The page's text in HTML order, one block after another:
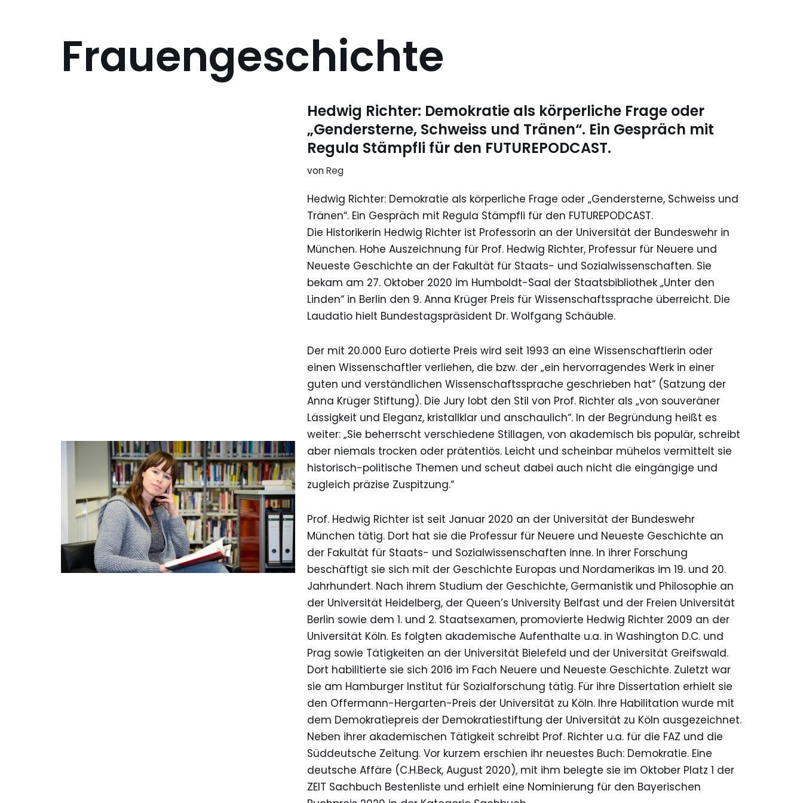
Frauengeschichte
Hedwig Richter: Demokratie als körperliche Frage oder
„Gendersterne, Schweiss und Tränen“. Ein Gespräch mit
Regula Stämpfli für den FUTUREPODCAST.
vonReg
Hedwig Richter: Demokratie als körperliche Frage oder „Gendersterne, Schweiss und
Tränen“. Ein Gespräch mit Regula Stämpfli für den FUTUREPODCAST.
Die Historikerin Hedwig Richter ist Professorin an der Universität der Bundeswehr in
München. Hohe Auszeichnung für Prof. Hedwig Richter, Professur für Neuere und
Neueste Geschichte an der Fakultät für Staats- und Sozialwissenschaften. Sie
bekam am 27. Oktober 2020 im Humboldt-Saal der Staatsbibliothek „Unter den
Linden“ in Berlin den 9. Anna Krüger Preis für Wissenschaftssprache überreicht. Die
Laudatio hielt Bundestagspräsident Dr. Wolfgang Schäuble.
Der mit 20.000 Euro dotierte Preis wird seit 1993 an eine Wissenschaftlerin oder
einen Wissenschaftler verliehen, die bzw. der „ein hervorragendes Werk in einer
guten und verständlichen Wissenschaftssprache geschrieben hat“ (Satzung der
Anna Krüger Stiftung). Die Jury lobt den Stil von Prof. Richter als „von souveräner
Lässigkeit und Eleganz, kristallklar und anschaulich“. In der Begründung heißt es
weiter: „Sie beherrscht verschiedene Stillagen, von akademisch bis populär, schreibt
aber niemals trocken oder prätentiös. Leicht und scheinbar mühelos vermittelt sie
historisch-politische Themen und scheut dabei auch nicht die eingängige und
zugleich präzise Zuspitzung.“
Prof. Hedwig Richter ist seit Januar 2020 an der Universität der Bundeswehr
München tätig. Dort hat sie die Professur für Neuere und Neueste Geschichte an
der Fakultät für Staats- und Sozialwissenschaften inne. In ihrer Forschung
beschäftigt sie sich mit der Geschichte Europas und Nordamerikas im 19. und 20.
Jahrhundert. Nach ihrem Studium der Geschichte, Germanistik und Philosophie an
der Universität Heidelberg, der Queen’s University Belfast und der Freien Universität
Berlin sowie dem 1. und 2. Staatsexamen, promovierte Hedwig Richter 2009 an der
Universität Köln. Es folgten akademische Aufenthalte u.a. in Washington D.C. und
Prag sowie Tätigkeiten an der Universität Bielefeld und der Universität Greifswald.
Dort habilitierte sie sich 2016 im Fach Neuere und Neueste Geschichte. Zuletzt war
sie am Hamburger Institut für Sozialforschung tätig. Für ihre Dissertation erhielt sie
den Offermann-Hergarten-Preis der Universität zu Köln. Ihre Habilitation wurde mit
dem Demokratiepreis der Demokratiestiftung der Universität zu Köln ausgezeichnet.
Neben ihrer akademischen Tätigkeit schreibt Prof. Richter u.a. für die FAZ und die
Süddeutsche Zeitung. Vor kurzem erschien ihr neuestes Buch: Demokratie. Eine
deutsche Affäre (C.H.Beck, August 2020), mit ihm belegte sie im Oktober Platz 1 der
ZEIT Sachbuch Bestenliste und erhielt eine Nominierung für den Bayerischen